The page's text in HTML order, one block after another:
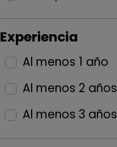
Experiencia
Al menos 1 año
Al menos 2 años
Al menos 3 años